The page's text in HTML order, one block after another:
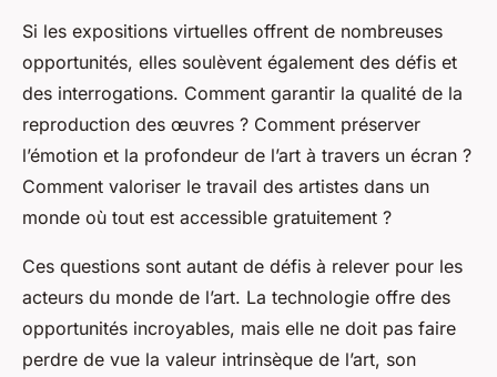
Si les expositions virtuelles offrent de nombreuses
opportunités, elles soulèvent également des défis et
des interrogations. Comment garantir la qualité de la
reproduction des œuvres ? Comment préserver
l’émotion et la profondeur de l’art à travers un écran ?
Comment valoriser le travail des artistes dans un
monde où tout est accessible gratuitement ?
Ces questions sont autant de défis à relever pour les
acteurs du monde de l’art. La technologie offre des
opportunités incroyables, mais elle ne doit pas faire
perdre de vue la valeur intrinsèque de l’art, son